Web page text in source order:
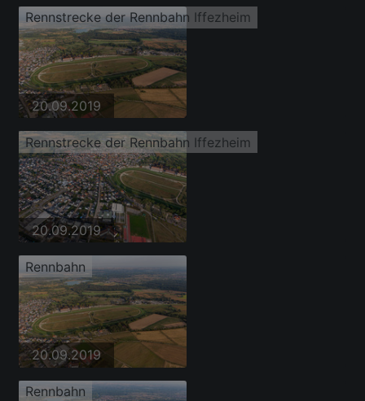
Rennstrecke der Rennbahn Iffezheim
20.09.2019
Rennstrecke der Rennbahn Iffezheim
20.09.2019
Rennbahn
20.09.2019
Rennbahn